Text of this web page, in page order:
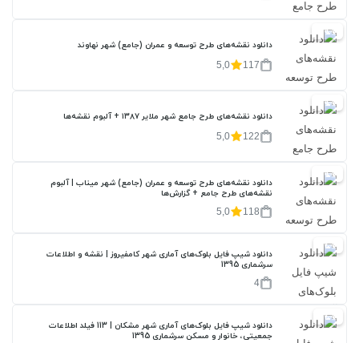
20%
دانلود نقشه‌های طرح توسعه و عمران (جامع) شهر نهاوند
117
5,0
20%
دانلود نقشه‌های طرح جامع شهر ملایر ۱۳۸۷ + آلبوم نقشه‌ها
122
5,0
20%
دانلود نقشه‌های طرح توسعه و عمران (جامع) شهر میناب | آلبوم
نقشه‌های طرح جامع + گزارش‌ها
118
5,0
17%
دانلود شیپ فایل بلوک‌های آماری شهر کامفیروز | نقشه و اطلاعات
سرشماری 1395
4
17%
دانلود شیپ فایل بلوک‌های آماری شهر مشکان | 113 فیلد اطلاعات
جمعیتی، خانوار و مسکن سرشماری 1395